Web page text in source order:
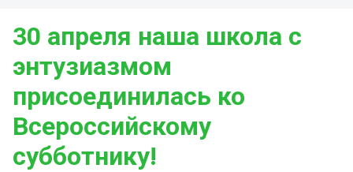
30 апреля наша школа с
энтузиазмом
присоединилась ко
Всероссийскому
субботнику!